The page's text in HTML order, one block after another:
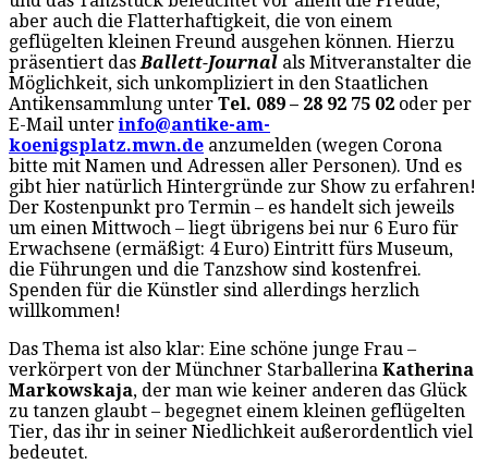
aber auch die Flatterhaftigkeit, die von einem
geflügelten kleinen Freund ausgehen können. Hierzu
präsentiert dasBallett-Journal als Mitveranstalter die
Möglichkeit, sich unkompliziert in den Staatlichen
Antikensammlung unter Tel. 089 – 28 92 75 02 oder per
E-Mail unterinfo@antike-am-
koenigsplatz.mwn.de anzumelden (wegen Corona
bitte mit Namen und Adressen aller Personen). Und es
gibt hier natürlich Hintergründe zur Show zu erfahren!
Der Kostenpunkt pro Termin – es handelt sich jeweils
um einen Mittwoch – liegt übrigens bei nur 6 Euro für
Erwachsene (ermäßigt: 4 Euro) Eintritt fürs Museum,
die Führungen und die Tanzshow sind kostenfrei.
Spenden für die Künstler sind allerdings herzlich
willkommen!
Das Thema ist also klar: Eine schöne junge Frau –
verkörpert von der Münchner Starballerina Katherina
Markowskaja, der man wie keiner anderen das Glück
zu tanzen glaubt – begegnet einem kleinen geflügelten
Tier, das ihr in seiner Niedlichkeit außerordentlich viel
bedeutet.